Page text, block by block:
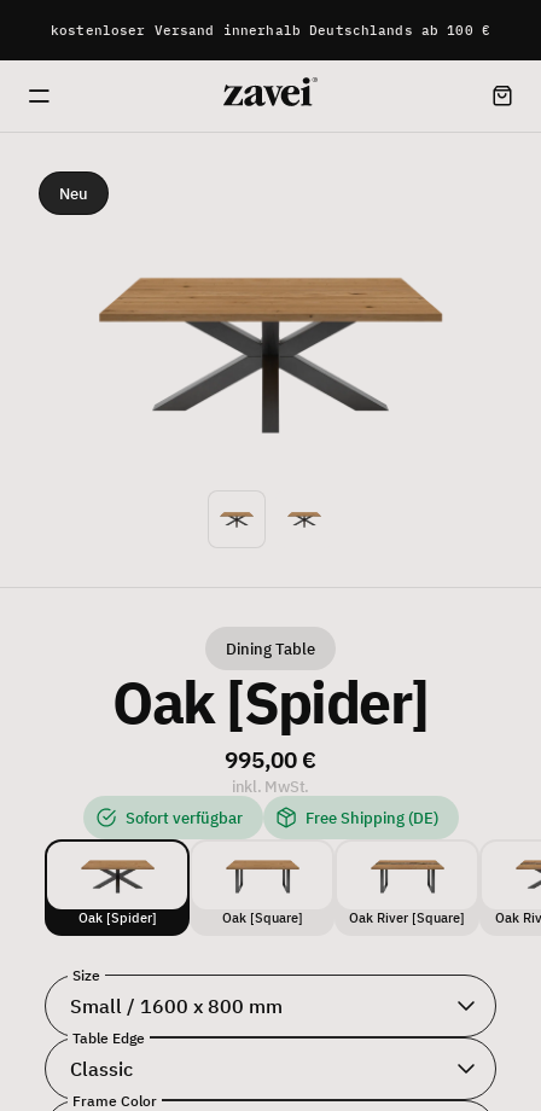
kostenloser Versand innerhalb Deutschlands ab 100 €
Neu
Dining Table
Oak [Spider]
995,00 €
inkl. MwSt.
Sofort verfügbar
Free Shipping (DE)
Oak [Spider] Oak [Square] Oak River [Square] Oak
Size
Table Edge
Frame Color